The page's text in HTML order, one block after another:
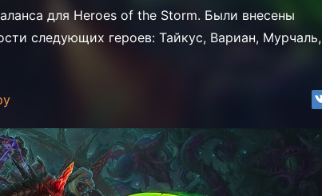
для Heroes of the Storm. Были внесены
следующих героев: Тайкус, Вариан, Мурчаль,